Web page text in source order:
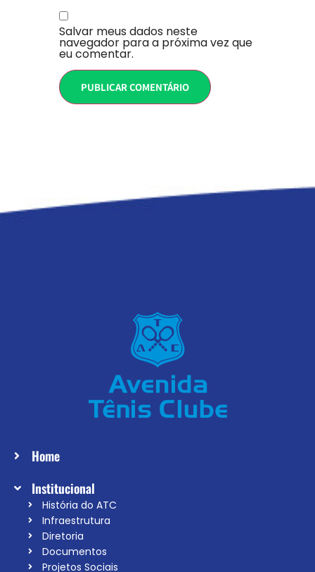
Salvar meus dados neste
navegador para a próxima vez que
eu comentar.
Home
Institucional
História do ATC
Infraestrutura
Diretoria
Documentos
Projetos Sociais